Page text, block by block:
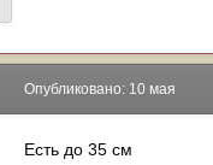
Опубликовано: 10 мая
Есть до 35 см